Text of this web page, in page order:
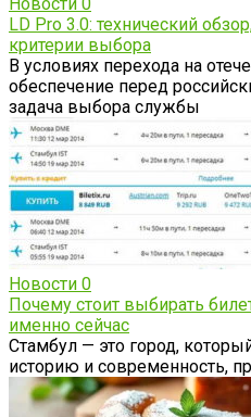
LD Pro 3.0: технический
критерии выбора
В условиях перехода на
обеспечение перед
задача выбора службы
Новости 0
Почему стоит выбирать
именно сейчас
Стамбул — это город,
историю и современность,